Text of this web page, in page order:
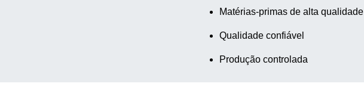
Matérias-primas de alta qualidade
Qualidade confiável
Produção controlada